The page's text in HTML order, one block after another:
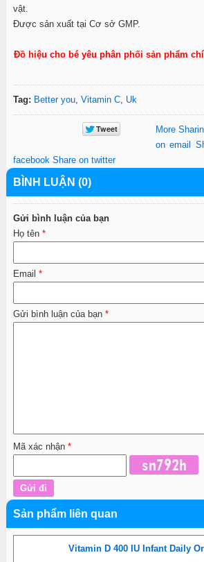
vật.
Được sản xuất tại Cơ sở GMP.
Đồ hiệu cho bé yêu phân phối sản phẩm
Tag: Better you, Vitamin C, Uk
More
on email
facebook Share on twitter
BÌNH LUẬN (0)
Gửi bình luận của bạn
Họ tên *
Email *
Gửi bình luận của bạn *
Mã xác nhận *
Sản phẩm liên quan
Vitamin D 400 IU Infant Daily